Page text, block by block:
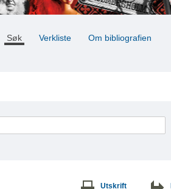
Søk Verkliste Om bibliografien
Utskrift